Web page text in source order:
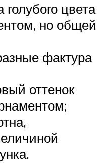
цвета
но общей
фактура
оттенок